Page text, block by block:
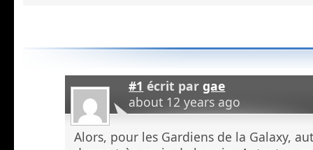
#1 écrit pargae
about 12 years ago
Alors, pour les Gardiens de la Galaxy,